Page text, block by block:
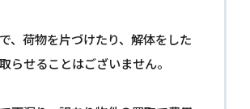
、荷物を片づけたり、解体をした
らせることはございません。